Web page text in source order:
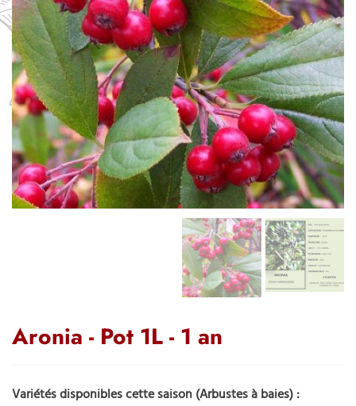
Aronia - Pot 1L - 1 an
Variétés disponibles cette saison (Arbustes à baies) :